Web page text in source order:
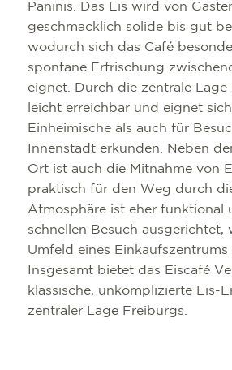
Paninis. Das Eis wird von
geschmacklich solide bis gut
wodurch sich das Café
spontane Erfrischung
eignet. Durch die zentrale Lage
leicht erreichbar und eignet
Einheimische als auch für
Innenstadt erkunden. Neben
Ort ist auch die Mitnahme von
praktisch für den Weg durch
Atmosphäre ist eher funktional
schnellen Besuch ausgerichtet,
Umfeld eines Einkaufszentrums
Insgesamt bietet das Eiscafé
klassische, unkomplizierte Eis-
zentraler Lage Freiburgs.